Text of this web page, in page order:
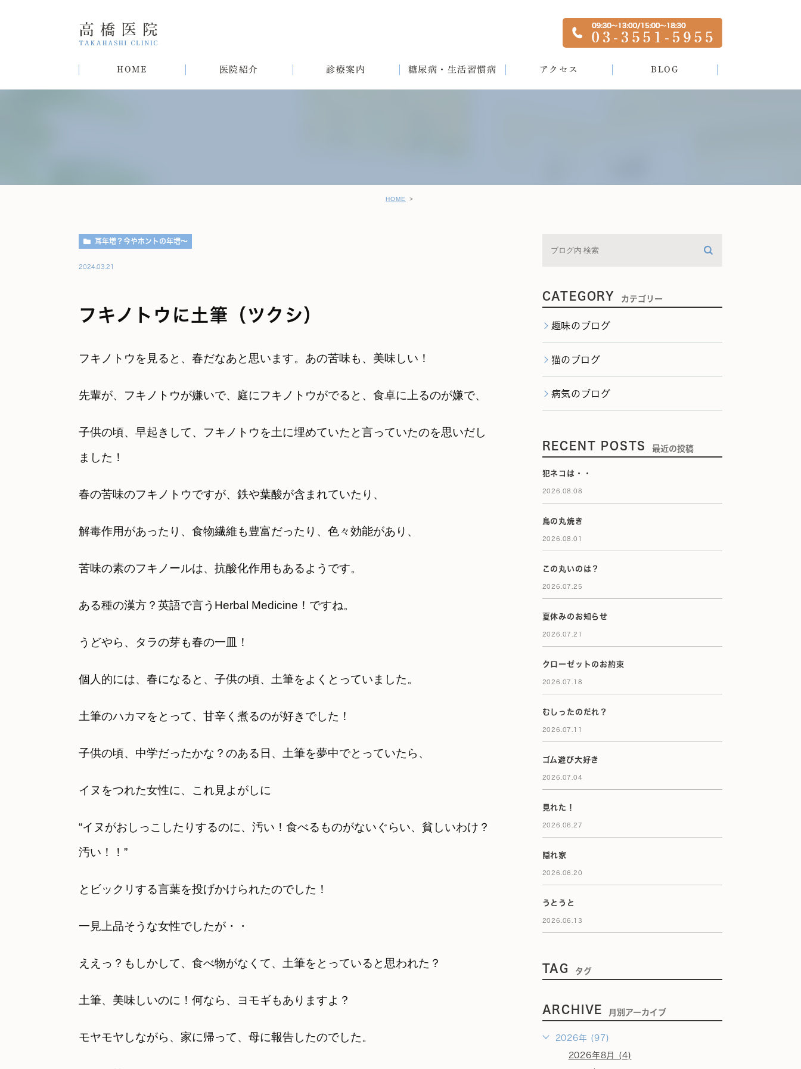
HOME 医院紹介 診療案内 糖尿病・生活習慣病 アクセス BLOG
HOME
耳年増？今やホントの年増～
2024.03.21
フキノトウに土筆（ツクシ）
フキノトウを見ると、春だなあと思います。あの苦味も、美味しい！
先輩が、フキノトウが嫌いで、庭にフキノトウがでると、食卓に上るのが嫌で、
子供の頃、早起きして、フキノトウを土に埋めていたと言っていたのを思いだし
ました！
春の苦味のフキノトウですが、鉄や葉酸が含まれていたり、
解毒作用があったり、食物繊維も豊富だったり、色々効能があり、
苦味の素のフキノールは、抗酸化作用もあるようです。
ある種の漢方？英語で言うHerbal Medicine！ですね。
うどやら、タラの芽も春の一皿！
個人的には、春になると、子供の頃、土筆をよくとっていました。
土筆のハカマをとって、甘辛く煮るのが好きでした！
子供の頃、中学だったかな？のある日、土筆を夢中でとっていたら、
イヌをつれた女性に、これ見よがしに
“イヌがおしっこしたりするのに、汚い！食べるものがないぐらい、貧しいわけ？
汚い！！”
とビックリする言葉を投げかけられたのでした！
一見上品そうな女性でしたが・・
ええっ？もしかして、食べ物がなくて、土筆をとっていると思われた？
土筆、美味しいのに！何なら、ヨモギもありますよ？
モヤモヤしながら、家に帰って、母に報告したのでした。
CATEGORY カテゴリー
趣味のブログ
猫のブログ
病気のブログ
RECENT POSTS 最近の投稿
犯ネコは・・
2026.08.08
鳥の丸焼き
2026.08.01
この丸いのは？
2026.07.25
夏休みのお知らせ
2026.07.21
クローゼットのお約束
2026.07.18
むしったのだれ？
2026.07.11
ゴム遊び大好き
2026.07.04
見れた！
2026.06.27
隠れ家
2026.06.20
うとうと
2026.06.13
TAG タグ
ARCHIVE 月別アーカイブ
2026年 (97)
2026年8月 (4)